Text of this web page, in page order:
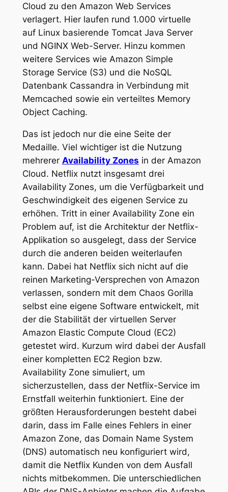
Cloud zu den Amazon Web Services
verlagert. Hier laufen rund 1.000 virtuelle
auf Linux basierende Tomcat Java Server
und NGINX Web-Server. Hinzu kommen
weitere Services wie Amazon Simple
Storage Service (S3) und die NoSQL
Datenbank Cassandra in Verbindung mit
Memcached sowie ein verteiltes Memory
Object Caching.
Das ist jedoch nur die eine Seite der
Medaille. Viel wichtiger ist die Nutzung
mehrerer Availability Zones in der Amazon
Cloud. Netflix nutzt insgesamt drei
Availability Zones, um die Verfügbarkeit und
Geschwindigkeit des eigenen Service zu
erhöhen. Tritt in einer Availability Zone ein
Problem auf, ist die Architektur der Netflix-
Applikation so ausgelegt, dass der Service
durch die anderen beiden weiterlaufen
kann. Dabei hat Netflix sich nicht auf die
reinen Marketing-Versprechen von Amazon
verlassen, sondern mit dem Chaos Gorilla
selbst eine eigene Software entwickelt, mit
der die Stabilität der virtuellen Server
Amazon Elastic Compute Cloud (EC2)
getestet wird. Kurzum wird dabei der Ausfall
einer kompletten EC2 Region bzw.
Availability Zone simuliert, um
sicherzustellen, dass der Netflix-Service im
Ernstfall weiterhin funktioniert. Eine der
größten Herausforderungen besteht dabei
darin, dass im Falle eines Fehlers in einer
Amazon Zone, das Domain Name System
(DNS) automatisch neu konfiguriert wird,
damit die Netflix Kunden von dem Ausfall
nichts mitbekommen. Die unterschiedlichen